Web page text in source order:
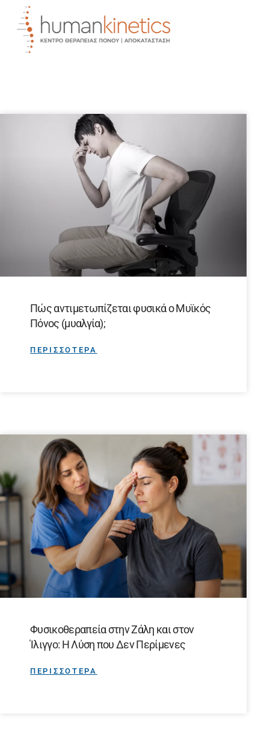
Πώς αντιμετωπίζεται φυσικά ο Μυϊκός
Πόνος (μυαλγία);
ΠΕΡΙΣΣΟΤΕΡΑ
Φυσικοθεραπεία στην Ζάλη και στον
Ίλιγγο: Η Λύση που Δεν Περίμενες
ΠΕΡΙΣΣΟΤΕΡΑ